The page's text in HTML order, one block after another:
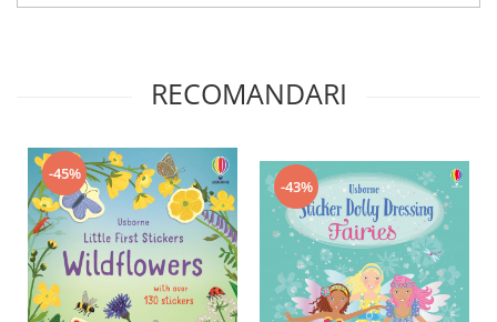
RECOMANDARI
-45%
-43%